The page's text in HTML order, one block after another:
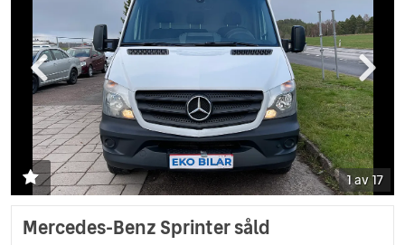
1 av 17
Mercedes-Benz Sprinter såld